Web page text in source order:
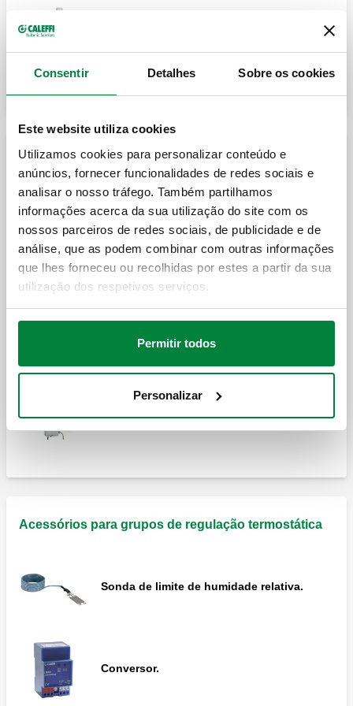
Consentir Detalhes Sobre os cookies
Este website utiliza cookies
Utilizamos cookies para personalizar conteúdo e
anúncios, fornecer funcionalidades de redes sociais e
analisar o nosso tráfego. Também partilhamos
informações acerca da sua utilização do site com os
nossos parceiros de redes sociais, de publicidade e de
análise, que as podem combinar com outras informações
que lhes forneceu ou recolhidas por estes a partir da sua
utilização dos respetivos serviços.
Permitir todos
Personalizar
para aquecimento e arrefecimento.
Grupo de substituição de válvula
Servomotor de substituição.
Circulador de substituição UPM3S Auto 25-
Grupos de regulação termostática de ponto fixo com
kit de distribuição de fluido para circuito primário
Grupo de regulação de ponto fixo pré-
montado em caixa.
Grupo de regulação de ponto fixo pré-
Acessórios para grupos de regulação termostática
Sonda de limite de humidade relativa.
Conversor.